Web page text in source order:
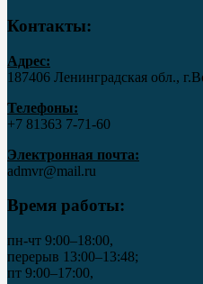
Контакты:
Адрес:
187406 Ленинградская обл.,
Телефоны:
+7 81363 7‑71-60
Электронная почта:
admvr@mail.ru
Время работы:
пн-чт 9:00–18:00,
перерыв 13:00–13:48;
пт 9:00–17:00,